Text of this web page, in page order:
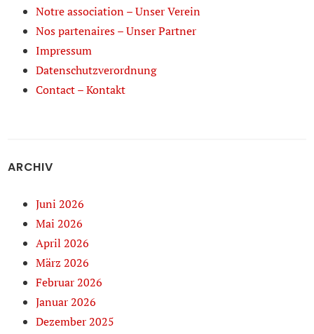
Notre association – Unser Verein
Nos partenaires – Unser Partner
Impressum
Datenschutzverordnung
Contact – Kontakt
ARCHIV
Juni 2026
Mai 2026
April 2026
März 2026
Februar 2026
Januar 2026
Dezember 2025